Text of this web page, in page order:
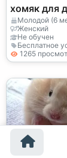
хомяк для
Молодой (6
Женский
Не обучен
Бесплатное
1265
227-й друг,